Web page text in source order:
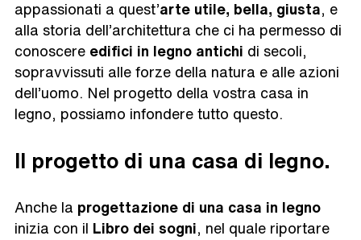
appassionati a quest’arte utile, bella, giusta , e
alla storia dell’architettura che ci ha permesso di
conoscere edifici in legno antichi di secoli,
sopravvissuti alle forze della natura e alle azioni
dell’uomo. Nel progetto della vostra casa in
legno, possiamo infondere tutto questo.
Il progetto di una casa di legno.
Anche la progettazione di una casa in legno
inizia con il Libro dei sogni , nel quale riportare